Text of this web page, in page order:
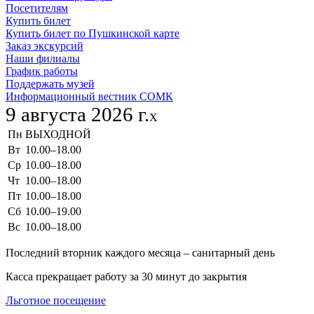
Посетителям
Купить билет
Купить билет по Пушкинской карте
Заказ экскурсий
Наши филиалы
График работы
Поддержать музей
Информационный вестник СОМК
9 августа 2026 г.X
Пн ВЫХОДНОЙ
Вт 10.00–18.00
Ср 10.00–18.00
Чт 10.00–18.00
Пт 10.00–18.00
Сб 10.00–19.00
Вс 10.00–18.00
Последний вторник каждого месяца – санитарный день
Касса прекращает работу за 30 минут до закрытия
Льготное посещение